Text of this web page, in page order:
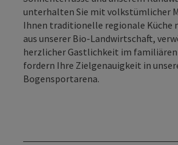
unterhalten Sie mit volkstümlicher
Ihnen traditionelle regionale Küche
aus unserer Bio-Landwirtschaft,
herzlicher Gastlichkeit im familiären
fordern Ihre Zielgenauigkeit in
Bogensportarena.